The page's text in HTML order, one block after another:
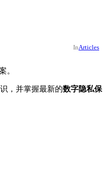
InArticles
。
，并掌握最新的数字隐私保